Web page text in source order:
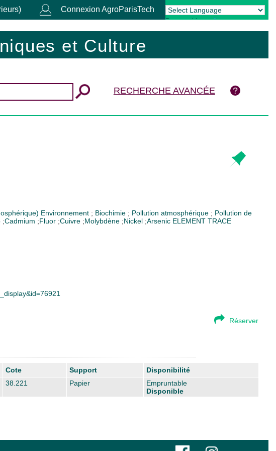
Connexion AgroParisTech
Powered by Translate
et Culture
RECHERCHE AVANCÉE
Environnement ; Biochimie ; Pollution atmosphérique ; Pollution de
;Cadmium ;Fluor ;Cuivre ;Molybdène ;Nickel ;Arsenic ELEMENT TRACE
Réserver
Cote Support
Disponibilité
38.221 Papier
Empruntable
Disponible